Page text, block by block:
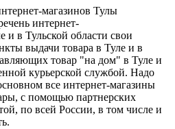
магазинов Тулы
интернет-
в Тульской области свои
выдачи товара в Туле и в
товар "на дом" в Туле и
курьерской службой. Надо
все интернет-магазины
с помощью партнерских
по всей России, в том числе и